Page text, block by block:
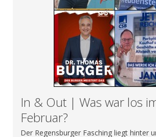
In & Out | Was war los
Februar?
Der Regensburger Fasching liegt hinter